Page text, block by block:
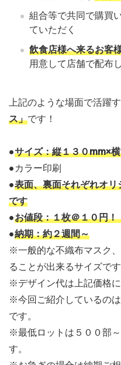
組合等で共同で購買
ていただく
飲食店様へ来るお客
用意して店舗で配布
上記のような場面で活躍
ス」です！
●サイズ：縦１３０mm×
●カラー印刷
●表面、裏面それぞれオ
です
●お値段：１枚＠１０円
●納期：約２週間～
※一般的な不織布マスク
ることが出来るサイズです
※デザイン代は上記価格に
※今回ご紹介しているの
です。
※最低ロットは５００部
す。